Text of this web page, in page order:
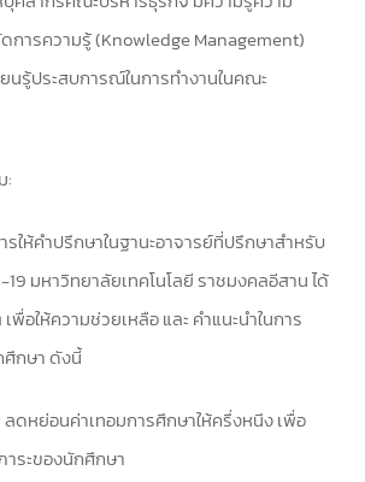
การความรู้ (Knowledge Management)
นรู้ประสบการณ์ในการทำงานในคณะ
:
ให้คำปรึกษาในฐานะอาจารย์ที่ปรึกษาสำหรับ
มหาวิทยาลัยเทคโนโลยี ราชมงคลอีสาน ได้
พื่อให้ความช่วยเหลือ และ คำแนะนำในการ
กษา ดังนี้
ดหย่อนค่าเทอมการศึกษาให้ครึ่งหนึง เพื่อ
าระของนักศึกษา